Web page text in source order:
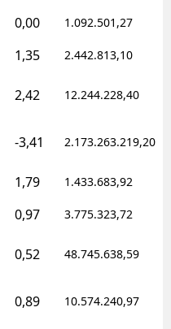
0,00 1.092.501,27
1,35 2.442.813,10
2,42 12.244.228,40
-3,41 2.173.263.219,20
1,79 1.433.683,92
0,97 3.775.323,72
0,52 48.745.638,59
0,89 10.574.240,97